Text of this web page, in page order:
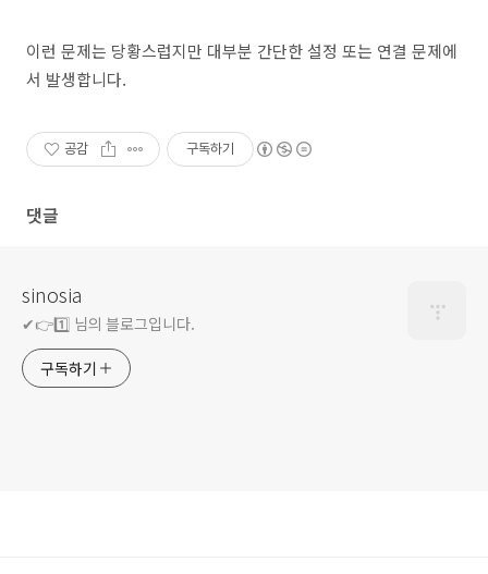
이런 문제는 당황스럽지만 대부분 간단한 설정 또는 연결 문제에
서 발생합니다.
공감 구독하기
댓글
sinosia
✔👉1️⃣ 님의 블로그입니다.
구독하기